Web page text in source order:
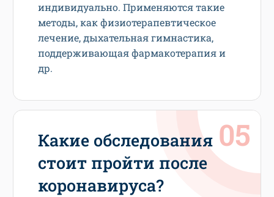
индивидуально. Применяются такие
методы, как физиотерапевтическое
лечение, дыхательная гимнастика,
поддерживающая фармакотерапия и
др.
Какие обследования
стоит пройти после
коронавируса?